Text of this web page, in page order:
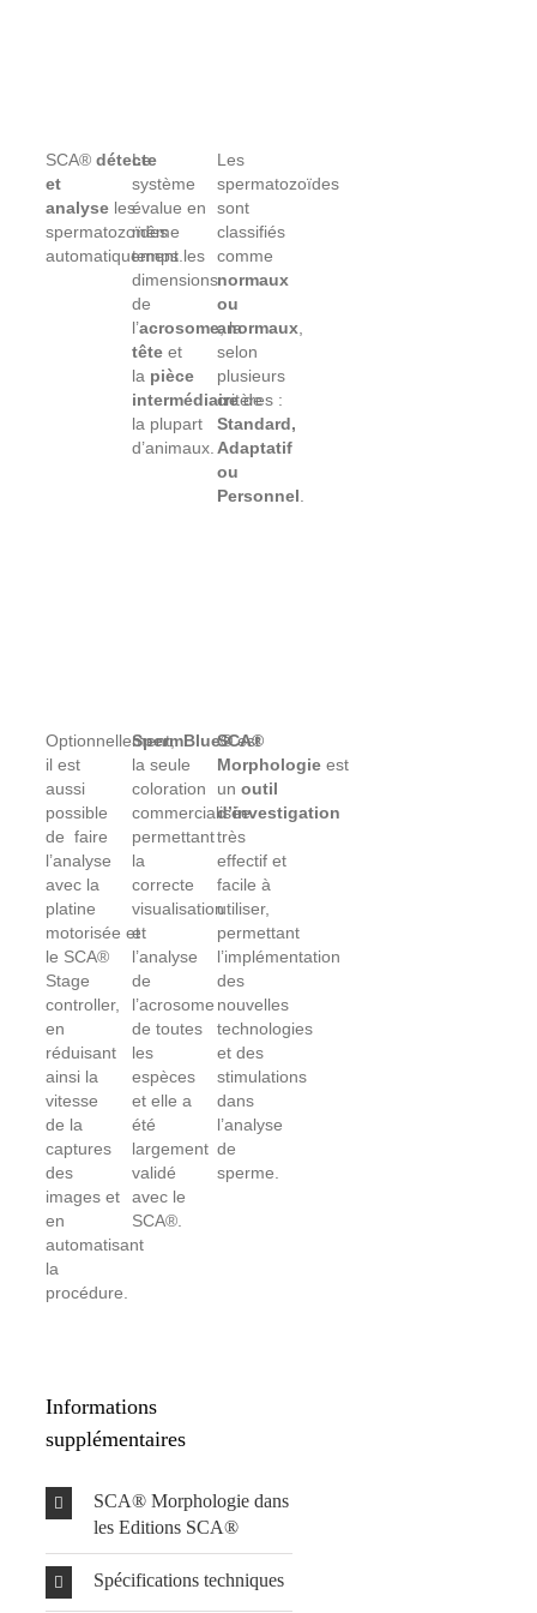
SCA® détecte
et
analyse les
spermatozoïdes
automatiquement.
Le
système
évalue en
même
temps les
dimensions
de
l’acrosome, la
têteet
la pièce
intermédiairede
la plupart
d’animaux.
Les
spermatozoïdes
sont
classifiés
comme
normaux
ou
anormaux
selon
plusieurs
critères :
Standard,
Adaptatif
ou
Personnel
Optionnellement,
il est
aussi
possible
de faire
l’analyse
avec la
platine
motorisée et
le SCA®
Stage
controller,
en
réduisant
ainsi la
vitesse
de la
captures
des
images et
en
automatisant
la
procédure.
SpermBlue®est
la seule
coloration
commercialisée
permettant
la
correcte
visualisation
et
l’analyse
de
l’acrosome
de toutes
les
espèces
et elle a
été
largement
validé
avec le
SCA®.
SCA®
Morphologieest
unoutil
d’investigation
très
effectif et
facile à
utiliser,
permettant
l’implémentation
des
nouvelles
technologies
et des
stimulations
dans
l’analyse
de
sperme.
Informations
supplémentaires
SCA® Morphologie dans
les Editions SCA®
Spécifications techniques